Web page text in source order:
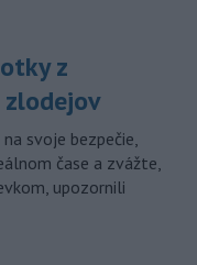
z
svoje bezpečie,
čase a zvážte,
upozornili